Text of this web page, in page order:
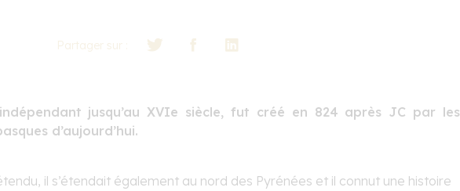
Partager sur :
jusqu’au XVIe siècle, fut créé en 824 après JC par les
d’aujourd’hui.
il s’étendait également au nord des Pyrénées et il connut une histoire